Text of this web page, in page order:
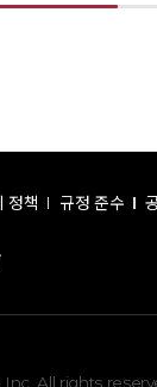
정책 규정 준수
All rights